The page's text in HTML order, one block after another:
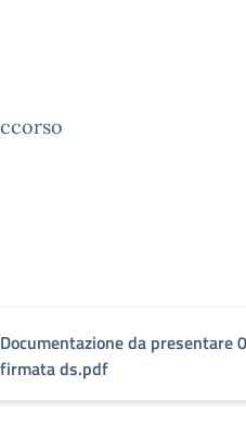
Documentazione da presentare
firmata ds.pdf